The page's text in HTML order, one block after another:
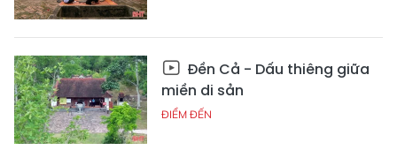
Đền Cả - Dấu thiêng giữa
miền di sản
ĐIỂM ĐẾN